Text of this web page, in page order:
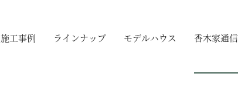
施工事例 ラインナップ モデルハウス 香木家通信